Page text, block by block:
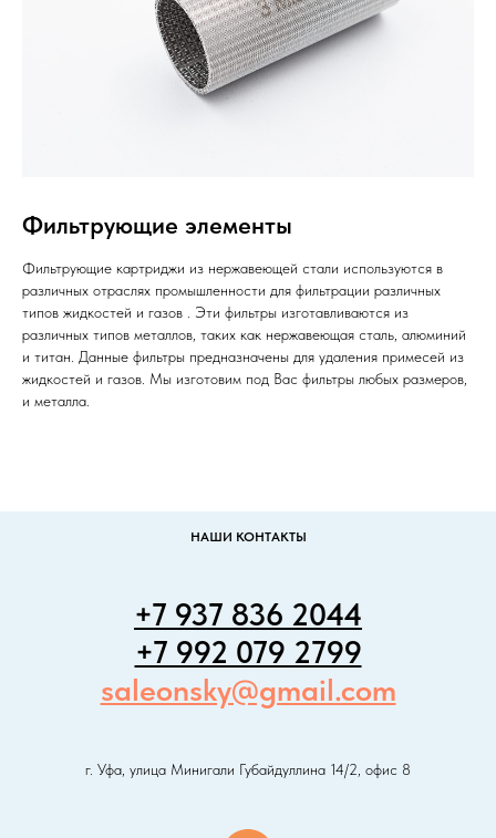
Фильтрующие элементы
Фильтрующие картриджи из нержавеющей стали используются в
различных отраслях промышленности для фильтрации различных
типов жидкостей и газов . Эти фильтры изготавливаются из
различных типов металлов, таких как нержавеющая сталь, алюминий
и титан. Данные фильтры предназначены для удаления примесей из
жидкостей и газов. Мы изготовим под Вас фильтры любых размеров,
и металла.
НАШИ КОНТАКТЫ
+7 937 836 2044
+7 992 079 2799
saleonsky@gmail.com
г. Уфа, улица Минигали Губайдуллина 14/2, офис 8